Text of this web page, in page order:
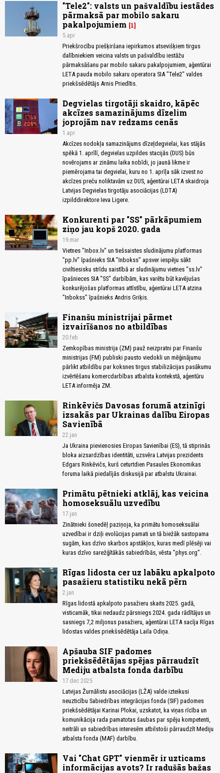
"Tele2": valsts un pašvaldību iestādes
pārmaksā par mobilo sakaru
pakalpojumiem
1
5.apr
Priekšrocību piešķiršana iepirkumos atsevišķiem tirgus
dalībniekiem veicina valsts un pašvaldību iestāžu
pārmaksāšanu par mobilo sakaru pakalpojumiem, aģentūrai
LETA pauda mobilo sakaru operatora SIA "Tele2" valdes
priekšsēdētājs Arnis Priedītis.
Degvielas tirgotāji skaidro, kāpēc
akcīzes samazinājums dīzelim
joprojām nav redzams cenās
1.apr
Akcīzes nodokļa samazinājums dīzeļdegvielai, kas stājās
spēkā 1. aprīlī, degvielas uzpildes stacijās (DUS) būs
novērojams ar zināmu laika nobīdi, jo jaunā likme ir
piemērojama tai degvielai, kuru no 1. aprīļa sāk izvest no
akcīzes preču noliktavām uz DUS, aģentūrai LETA skaidroja
Latvijas Degvielas tirgotāju asociācijas (LDTA)
izpilddirektore Ieva Ligere.
Konkurenti par "SS" pārkāpumiem
ziņo jau kopš 2020. gada
19.mar
Vietnes "Inbox.lv" un tiešsaistes sludinājumu platformas
"pp.lv" īpašnieks SIA "Inbokss" apsver iespēju sākt
civiltiesisku strīdu saistībā ar sludinājumu vietnes "ss.lv"
īpašnieces SIA "SS" darbībām, kas varētu būt kavējušas
konkurējošas platformas attīstību, aģentūrai LETA atzina
"Inbokss" īpašnieks Andris Griķis.
Finanšu ministrijai pārmet
izvairīšanos no atbildības
20.feb
Zemkopības ministrija (ZM) pauž neizpratni par Finanšu
ministrijas (FM) publiski pausto viedokli un mēģinājumu
pārlikt atbildību par koksnes tirgus stabilizācijas pasākumu
izvērtēšanu komercdarbības atbalsta kontekstā, aģentūru
LETA informēja ZM.
Rinkēvičs Davosas forumā atzinīgi
izsakās par Ukrainas dalību Eiropas
Savienībā
22.jan
Ja Ukraina pievienosies Eiropas Savienībai (ES), tā stiprinās
bloka aizsardzības identitāti, uzsvēra Latvijas prezidents
Edgars Rinkēvičs, kurš ceturtdien Pasaules Ekonomikas
foruma laikā piedalījās diskusijā par atbalstu Ukrainai.
Primātu pētnieki atklāj, kas veicina
homoseksuālu uzvedību
17.jan
Zinātnieki šonedēļ paziņoja, ka primātu homoseksuālai
uzvedībai ir dziļi evolūcijas pamati un tā biežāk sastopama
sugām, kas dzīvo skarbos apstākļos, kuras medī plēsēji vai
kuras dzīvo sarežģītākās sabiedrībās, vēsta "phys.org".
Rīgas lidosta cer uz labāku apkalpoto
pasažieru statistiku nekā pērn
2.jan
Rīgas lidostā apkalpoto pasažieru skaits 2025. gadā,
visticamāk, tikai nedaudz pārsniegs 2024. gada rādītājus un
sasniegs 7,2 miljonus pasažieru, aģentūrai LETA sacīja Rīgas
lidostas valdes priekšsēdētāja Laila Odiņa.
Apšauba SIF padomes
priekšsēdētājas spējas pārraudzīt
Mediju atbalsta fonda darbību
17.dec 2025
Latvijas Žurnālistu asociācijas (LŽA) valde izteikusi
neuzticību Sabiedrības integrācijas fonda (SIF) padomes
priekšsēdētājai Karinai Plokai, uzskatot, ka viņas rīcība un
komunikācija rada pamatotas šaubas par spēju kompetenti,
neitrāli un sabiedrības interesēm atbilstoši pārraudzīt Mediju
atbalsta fonda (MAF) darbību.
Vai "Chat GPT" vienmēr ir uzticams
informācijas avots? Ir radušās bažas